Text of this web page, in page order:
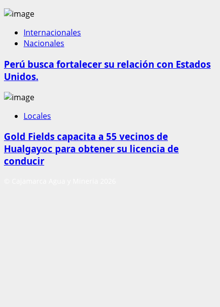
Internacionales
Nacionales
Perú busca fortalecer su relación con Estados
Unidos.
Locales
Gold Fields capacita a 55 vecinos de
Hualgayoc para obtener su licencia de
conducir